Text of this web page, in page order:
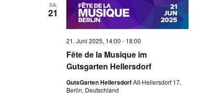
SA.
21
Fête de la Musique im
Gutsgarten Hellersdorf
21. Juni 2025, 14:00 - 18:00
GutsGarten HellersdorfAlt-Hellersdorf 17,
Berlin, Deutschland